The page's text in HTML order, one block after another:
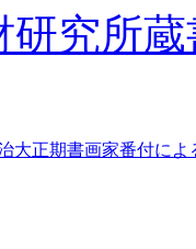
究所
大正期書画家番付によ